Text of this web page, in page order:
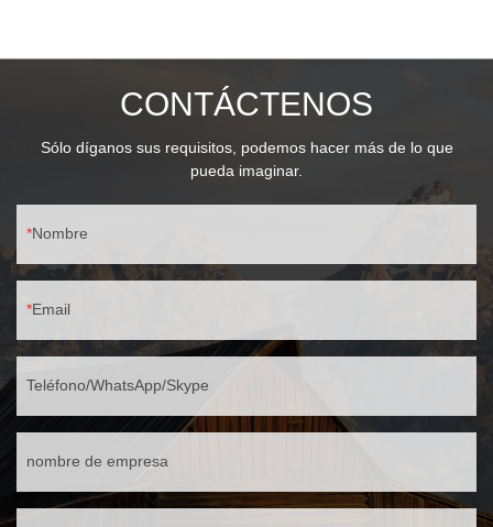
CONTÁCTENOS
Sólo díganos sus requisitos, podemos hacer más de lo que
pueda imaginar.
Nombre
Email
Teléfono/WhatsApp/Skype
nombre de empresa